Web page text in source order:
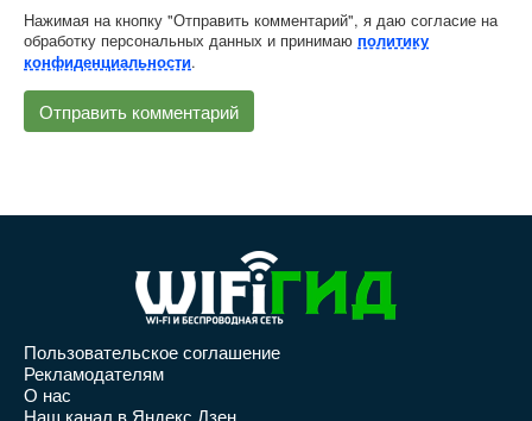
Нажимая на кнопку "Отправить комментарий", я даю согласие на
обработку персональных данных и принимаю политику
конфиденциальности.
Пользовательское соглашение
Рекламодателям
О нас